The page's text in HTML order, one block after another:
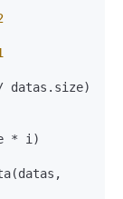
/ datas.size)
* i)